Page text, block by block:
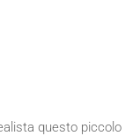
questo piccolo